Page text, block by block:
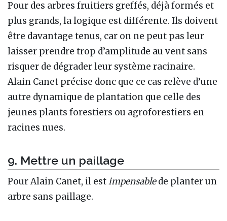
Pour des arbres fruitiers greffés, déjà formés et
plus grands, la logique est différente. Ils doivent
être davantage tenus, car on ne peut pas leur
laisser prendre trop d’amplitude au vent sans
risquer de dégrader leur système racinaire.
Alain Canet précise donc que ce cas relève d’une
autre dynamique de plantation que celle des
jeunes plants forestiers ou agroforestiers en
racines nues.
9. Mettre un paillage
Pour Alain Canet, il estimpensablede planter un
arbre sans paillage.